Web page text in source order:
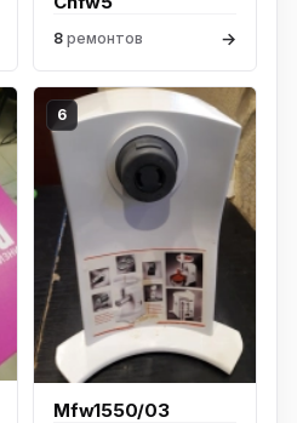
8 ремонтов →
6
Mfw1550/03